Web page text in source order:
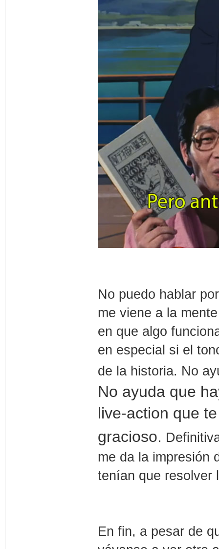
No puedo hablar
me viene a la
en que algo
en especial si el
de la historia. No
No ayuda que
live-action que
gracioso.
me da la impresión
tenían que resolver
En fin, a pesar de